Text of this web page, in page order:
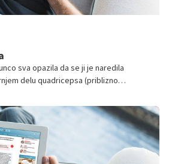
sva opazila da se ji je naredila
delu quadricepsa (priblizno